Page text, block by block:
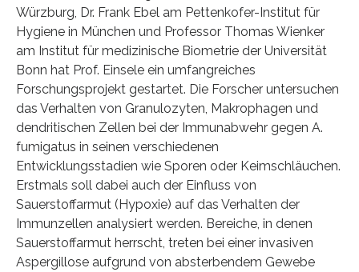
Würzburg, Dr. Frank Ebel am Pettenkofer-Institut für
Hygiene in München und Professor Thomas Wienker
am Institut für medizinische Biometrie der Universität
Bonn hat Prof. Einsele ein umfangreiches
Forschungsprojekt gestartet. Die Forscher untersuchen
das Verhalten von Granulozyten, Makrophagen und
dendritischen Zellen bei der Immunabwehr gegen A.
fumigatus in seinen verschiedenen
Entwicklungsstadien wie Sporen oder Keimschläuchen.
Erstmals soll dabei auch der Einfluss von
Sauerstoffarmut (Hypoxie) auf das Verhalten der
Immunzellen analysiert werden. Bereiche, in denen
Sauerstoffarmut herrscht, treten bei einer invasiven
Aspergillose aufgrund von absterbendem Gewebe